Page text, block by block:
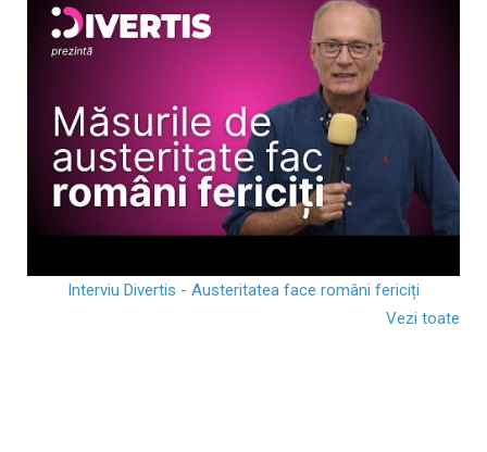
Interviu Divertis - Austeritatea face români fericiți
Vezi toate